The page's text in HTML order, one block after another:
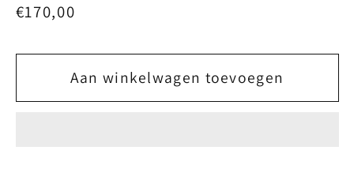
Normale
€170,00
Aan winkelwagen toevoegen